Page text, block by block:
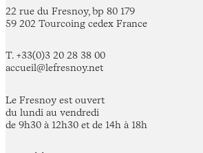
22 rue du Fresnoy, bp 80 179
59 202 Tourcoing cedex France
T. +33(0)3 20 28 38 00
accueil@lefresnoy.net
Le Fresnoy est ouvert
du lundi au vendredi
de 9h30 à 12h30 et de 14h à 18h